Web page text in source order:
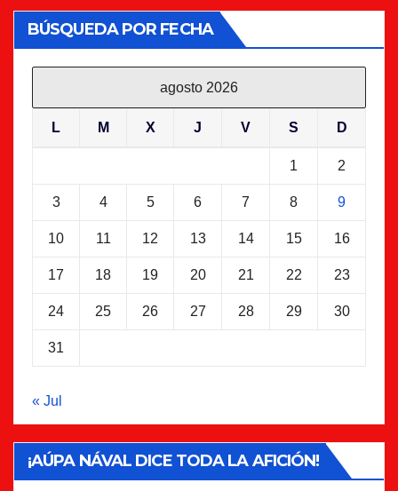
BÚSQUEDA POR FECHA
agosto 2026
L M X J V S D
1 2
3 4 5 6 7 8 9
10 11 12 13 14 15 16
17 18 19 20 21 22 23
24 25 26 27 28 29 30
31
« Jul
¡AÚPA NÁVAL DICE TODA LA AFICIÓN!